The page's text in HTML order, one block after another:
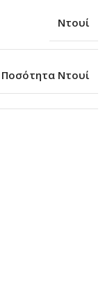
Ντουί
Ποσότητα Ντουί